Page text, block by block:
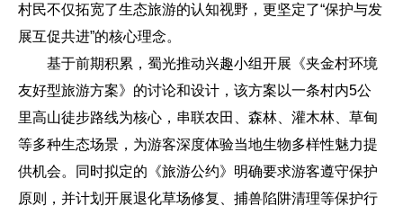
村民不仅拓宽了生态旅游的认知视野，更坚定了“保护与发
展互促共进”的核心理念。
基于前期积累，蜀光推动兴趣小组开展《夹金村环境
友好型旅游方案》的讨论和设计，该方案以一条村内5公
里高山徒步路线为核心，串联农田、森林、灌木林、草甸
等多种生态场景，为游客深度体验当地生物多样性魅力提
供机会。同时拟定的《旅游公约》明确要求游客遵守保护
原则，并计划开展退化草场修复、捕兽陷阱清理等保护行